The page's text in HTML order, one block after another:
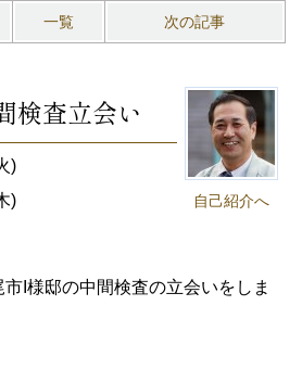
一覧 次の記事
自己紹介へ
検査立会い
)
)
I様邸の中間検査の立会いをしま